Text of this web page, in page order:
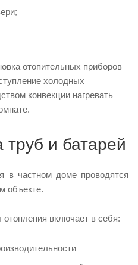
отопительных приборов
холодных
конвекции нагревать
и батарей
в частном доме проводятся
объекте.
включает в себя: